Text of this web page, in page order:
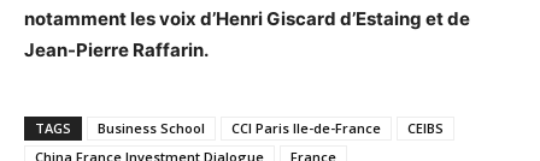
notamment les voix d’Henri Giscard d’Estaing et de
Jean-Pierre Raffarin.
TAGS Business School CCI Paris Ile-de-France
CEIBS
China France Investment Dialogue
France